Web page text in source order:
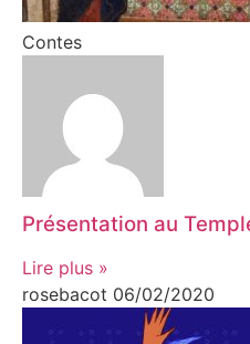
Contes
Présentation au
Lire plus »
rosebacot 06/02/2020